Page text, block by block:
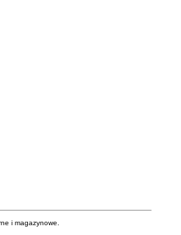
i magazynowe.